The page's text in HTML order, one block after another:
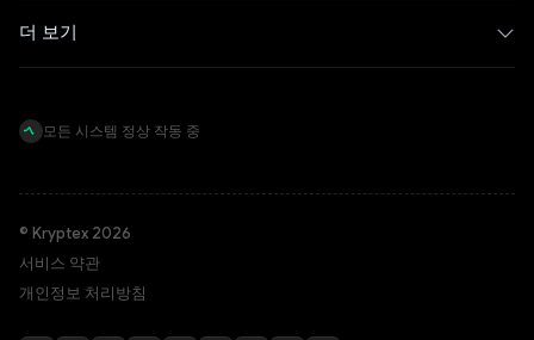
더 보기
모든 시스템 정상 작동 중
© Kryptex 2026
서비스 약관
개인정보 처리방침